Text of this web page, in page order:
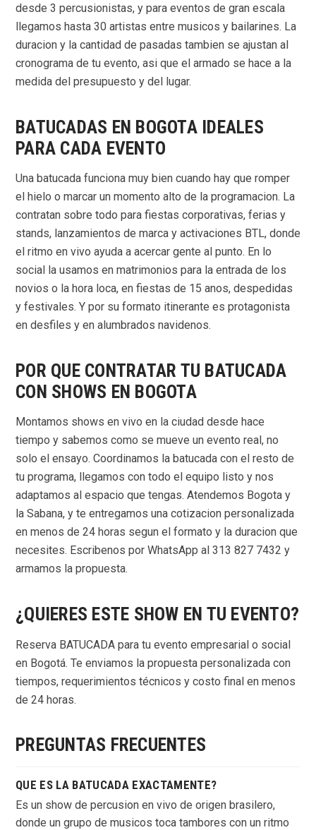
desde 3 percusionistas, y para eventos de gran escala
llegamos hasta 30 artistas entre musicos y bailarines. La
duracion y la cantidad de pasadas tambien se ajustan al
cronograma de tu evento, asi que el armado se hace a la
medida del presupuesto y del lugar.
BATUCADAS EN BOGOTA IDEALES
PARA CADA EVENTO
Una batucada funciona muy bien cuando hay que romper
el hielo o marcar un momento alto de la programacion. La
contratan sobre todo para fiestas corporativas, ferias y
stands, lanzamientos de marca y activaciones BTL, donde
el ritmo en vivo ayuda a acercar gente al punto. En lo
social la usamos en matrimonios para la entrada de los
novios o la hora loca, en fiestas de 15 anos, despedidas
y festivales. Y por su formato itinerante es protagonista
en desfiles y en alumbrados navidenos.
POR QUE CONTRATAR TU BATUCADA
CON SHOWS EN BOGOTA
Montamos shows en vivo en la ciudad desde hace
tiempo y sabemos como se mueve un evento real, no
solo el ensayo. Coordinamos la batucada con el resto de
tu programa, llegamos con todo el equipo listo y nos
adaptamos al espacio que tengas. Atendemos Bogota y
la Sabana, y te entregamos una cotizacion personalizada
en menos de 24 horas segun el formato y la duracion que
necesites. Escribenos por WhatsApp al 313 827 7432 y
armamos la propuesta.
¿QUIERES ESTE SHOW EN TU EVENTO?
Reserva BATUCADA para tu evento empresarial o social
en Bogotá. Te enviamos la propuesta personalizada con
tiempos, requerimientos técnicos y costo final en menos
de 24 horas.
PREGUNTAS FRECUENTES
QUE ES LA BATUCADA EXACTAMENTE?
Es un show de percusion en vivo de origen brasilero,
donde un grupo de musicos toca tambores con un ritmo